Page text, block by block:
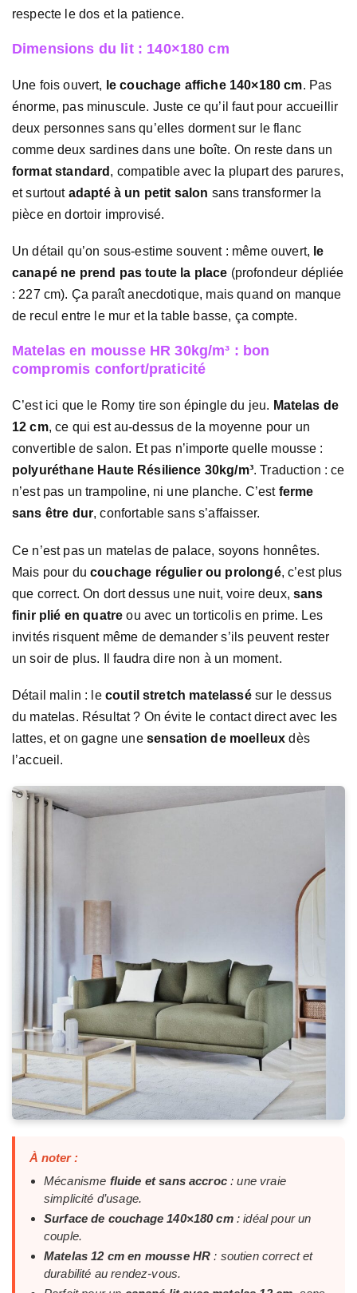
respecte le dos et la patience.
Dimensions du lit : 140×180 cm
Une fois ouvert, le couchage affiche 140×180 cm. Pas
énorme, pas minuscule. Juste ce qu’il faut pour accueillir
deux personnes sans qu’elles dorment sur le flanc
comme deux sardines dans une boîte. On reste dans un
format standard , compatible avec la plupart des parures,
et surtout adapté à un petit salon sans transformer la
pièce en dortoir improvisé.
Un détail qu’on sous-estime souvent : même ouvert, le
canapé ne prend pas toute la place (profondeur dépliée
: 227 cm). Ça paraît anecdotique, mais quand on manque
de recul entre le mur et la table basse, ça compte.
Matelas en mousse HR 30kg/m³ : bon
compromis confort/praticité
C’est ici que le Romy tire son épingle du jeu. Matelas de
12 cm, ce qui est au-dessus de la moyenne pour un
convertible de salon. Et pas n’importe quelle mousse :
polyuréthane Haute Résilience 30kg/m³. Traduction : ce
n’est pas un trampoline, ni une planche. C’est ferme
sans être dur, confortable sans s’affaisser.
Ce n’est pas un matelas de palace, soyons honnêtes.
Mais pour ducouchage régulier ou prolongé, c’est plus
que correct. On dort dessus une nuit, voire deux,sans
finir plié en quatre ou avec un torticolis en prime. Les
invités risquent même de demander s’ils peuvent rester
un soir de plus. Il faudra dire non à un moment.
Détail malin : le coutil stretch matelassésur le dessus
du matelas. Résultat ? On évite le contact direct avec les
lattes, et on gagne une sensation de moelleux dès
l’accueil.
À noter :
Mécanisme fluide et sans accroc: une vraie
simplicité d’usage.
Surface de couchage 140×180 cm: idéal pour un
couple.
Matelas 12 cm en mousse HR : soutien correct et
durabilité au rendez-vous.